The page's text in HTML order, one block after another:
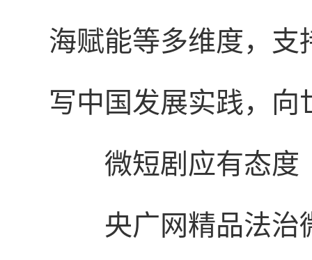
海赋能等多维度，
写中国发展实践，
微短剧应有态度
央广网精品法治